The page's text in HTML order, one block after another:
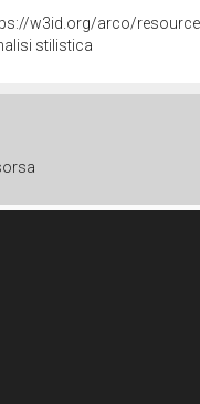
w3id.org/arco/
stilistica